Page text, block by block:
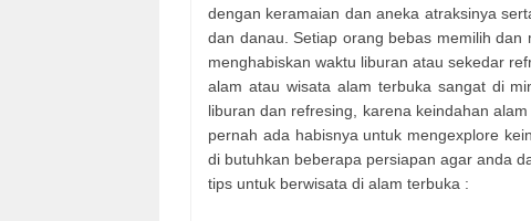
dengan keramaian dan aneka atraksinya
dan danau. Setiap orang bebas memilih
menghabiskan waktu liburan atau sekedar
alam atau wisata alam terbuka sangat di
liburan dan refresing, karena keindahan
pernah ada habisnya untuk mengexplore
di butuhkan beberapa persiapan agar anda
tips untuk berwisata di alam terbuka :